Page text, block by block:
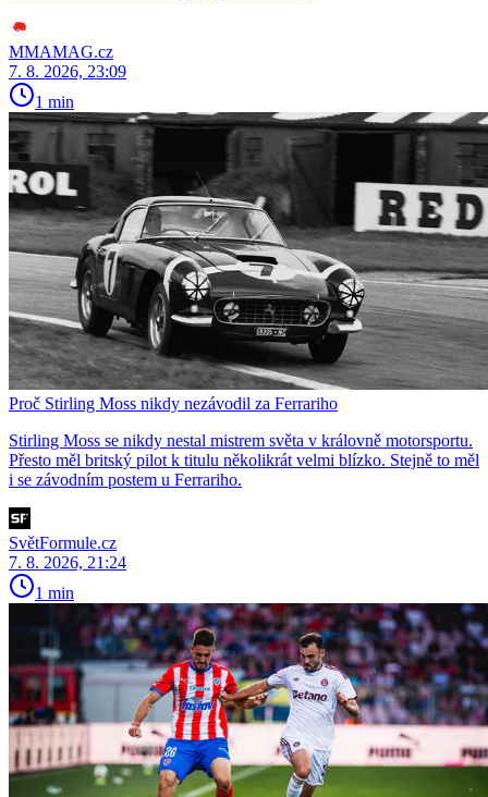
MMAMAG.cz
7. 8. 2026, 23:09
1 min
Proč Stirling Moss nikdy nezávodil za Ferrariho
Stirling Moss se nikdy nestal mistrem světa v královně motorsportu.
Přesto měl britský pilot k titulu několikrát velmi blízko. Stejně to měl
i se závodním postem u Ferrariho.
SvětFormule.cz
7. 8. 2026, 21:24
1 min